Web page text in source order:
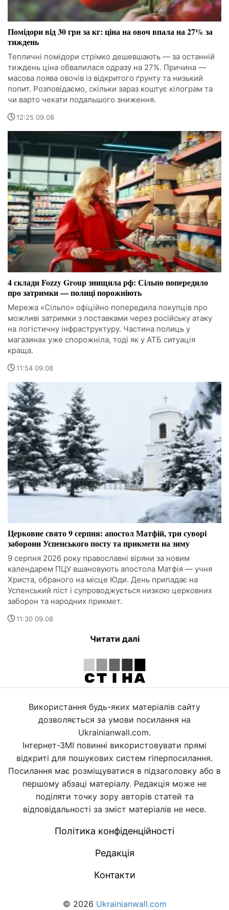
Помідори від 30 грн за кг: ціна на овоч впала на 27% за
тиждень
Тепличні помідори стрімко дешевшають — за останній
тиждень ціна обвалилася одразу на 27%. Причина —
масова поява овочів із відкритого ґрунту та низький
попит. Розповідаємо, скільки зараз коштує кілограм та
чи варто чекати подальшого зниження.
12:25 09.08
4 склади Fozzy Group знищила рф: Сільпо попередило
про затримки — полиці порожніють
Мережа «Сільпо» офіційно попередила покупців про
можливі затримки з поставками через російську атаку
на логістичну інфраструктуру. Частина полиць у
магазинах уже спорожніла, тоді як у АТБ ситуація
краща.
11:54 09.08
Церковне свято 9 серпня: апостол Матфій, три суворі
заборони Успенського посту та прикмети на зиму
9 серпня 2026 року православні віряни за новим
календарем ПЦУ вшановують апостола Матфія — учня
Христа, обраного на місце Юди. День припадає на
Успенський піст і супроводжується низкою церковних
заборон та народних прикмет.
11:30 09.08
Читати далі
Використання будь-яких матеріалів сайту
дозволяється за умови посилання на
Ukrainianwall.com.
Інтернет-ЗМІ повинні використовувати прямі
відкриті для пошукових систем гіперпосилання.
Посилання має розміщуватися в підзаголовку або в
першому абзаці матеріалу. Редакція може не
поділяти точку зору авторів статей та
відповідальності за зміст матеріалів не несе.
Політика конфіденційності
Редакція
Контакти
© 2026 Ukrainianwall.com